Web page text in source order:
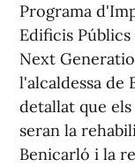
Programa
Edificis
Next
l'alcaldessa de
detallat que
seran la
Benicarló i la